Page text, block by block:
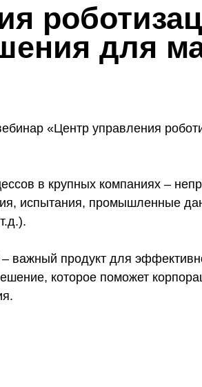
для
«Центр управления
в крупных компаниях –
испытания, промышленные
важный продукт для
которое поможет